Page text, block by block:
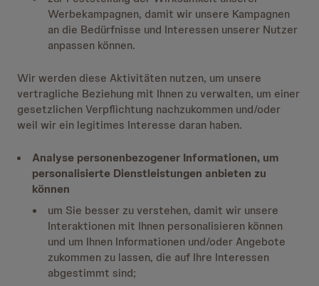
Werbekampagnen, damit wir unsere Kampagnen
an die Bedürfnisse und Interessen unserer Nutzer
anpassen können.
Wir werden diese Aktivitäten nutzen, um unsere
vertragliche Beziehung mit Ihnen zu verwalten, um einer
gesetzlichen Verpflichtung nachzukommen und/oder
weil wir ein legitimes Interesse daran haben.
Analyse personenbezogener Informationen, um
personalisierte Dienstleistungen anbieten zu
können
um Sie besser zu verstehen, damit wir unsere
Interaktionen mit Ihnen personalisieren können
und um Ihnen Informationen und/oder Angebote
zukommen zu lassen, die auf Ihre Interessen
abgestimmt sind;